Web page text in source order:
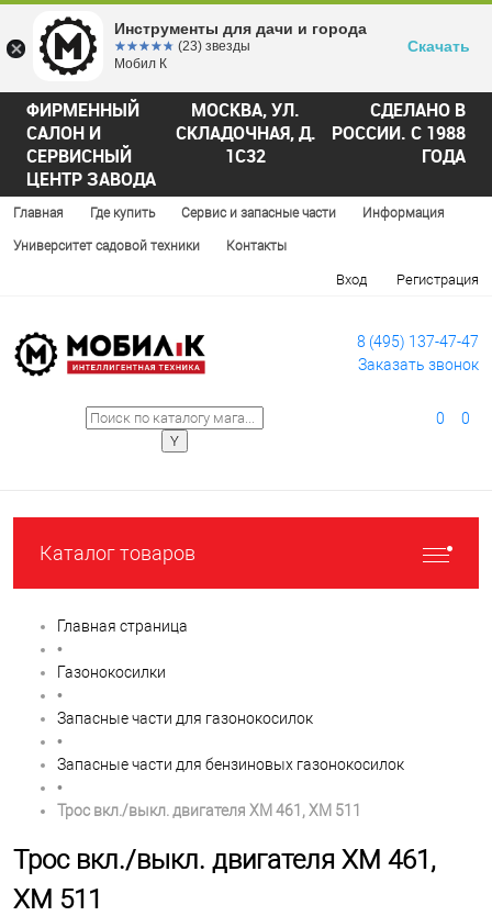
ФИРМЕННЫЙ
САЛОН И
СЕРВИСНЫЙ
ЦЕНТР ЗАВОДА
МОСКВА, УЛ.
СКЛАДОЧНАЯ, Д.
1С32
СДЕЛАНО В
РОССИИ. С 1988
ГОДА
Главная Где купить Сервис и запасные части Информация
Университет садовой техники Контакты
Вход Регистрация
8 (495) 137-47-47
Заказать звонок
0 0
Каталог товаров
Главная страница
•
Газонокосилки
•
Запасные части для газонокосилок
•
Запасные части для бензиновых газонокосилок
•
Трос вкл./выкл. двигателя XM 461, XM 511
Трос вкл./выкл. двигателя XM 461,
XM 511
Инструменты для дачи и города
☆☆☆☆☆
★★★★★ (23) звезды
Мобил К
Скачать